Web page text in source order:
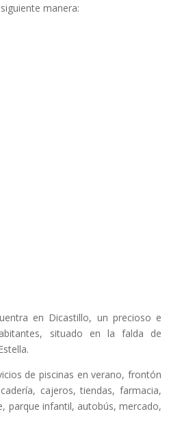
manera:
en Dicastillo, un precioso e
situado en la falda de
de piscinas en verano, frontón
cajeros, tiendas, farmacia,
parque infantil, autobús, mercado,